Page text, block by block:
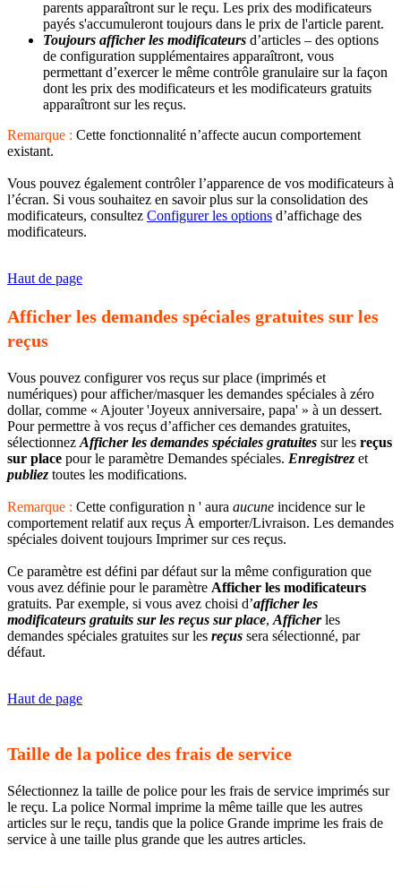
parents apparaîtront sur le reçu. Les prix des modificateurs
payés s'accumuleront toujours dans le prix de l'article parent.
Toujours afficher les modificateurs d’articles – des options
de configuration supplémentaires apparaîtront, vous
permettant d’exercer le même contrôle granulaire sur la façon
dont les prix des modificateurs et les modificateurs gratuits
apparaîtront sur les reçus.
Remarque : Cette fonctionnalité n’affecte aucun comportement
existant.
Vous pouvez également contrôler l’apparence de vos modificateurs à
l’écran. Si vous souhaitez en savoir plus sur la consolidation des
modificateurs, consultez Configurer les options d’affichage des
modificateurs.
Haut de page
Afficher les demandes spéciales gratuites sur les
reçus
Vous pouvez configurer vos reçus sur place (imprimés et
numériques) pour afficher/masquer les demandes spéciales à zéro
dollar, comme « Ajouter 'Joyeux anniversaire, papa' » à un dessert.
Pour permettre à vos reçus d’afficher ces demandes gratuites,
sélectionnez Afficher les demandes spéciales gratuites sur les reçus
sur place pour le paramètre Demandes spéciales. Enregistrez et
publiez toutes les modifications.
Remarque : Cette configuration n ' aura aucune incidence sur le
comportement relatif aux reçus À emporter/Livraison. Les demandes
spéciales doivent toujours Imprimer sur ces reçus.
Ce paramètre est défini par défaut sur la même configuration que
vous avez définie pour le paramètre Afficher les modificateurs
gratuits. Par exemple, si vous avez choisi d’afficher les
modificateurs gratuits sur les reçus sur place, Afficherles
demandes spéciales gratuites sur les reçus sera sélectionné, par
défaut.
Haut de page
Taille de la police des frais de service
Sélectionnez la taille de police pour les frais de service imprimés sur
le reçu. La police Normal imprime la même taille que les autres
articles sur le reçu, tandis que la police Grande imprime les frais de
service à une taille plus grande que les autres articles.